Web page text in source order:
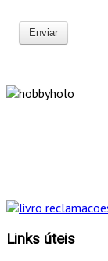
Enviar
Links úteis